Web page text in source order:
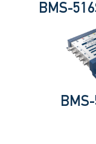
BMS-